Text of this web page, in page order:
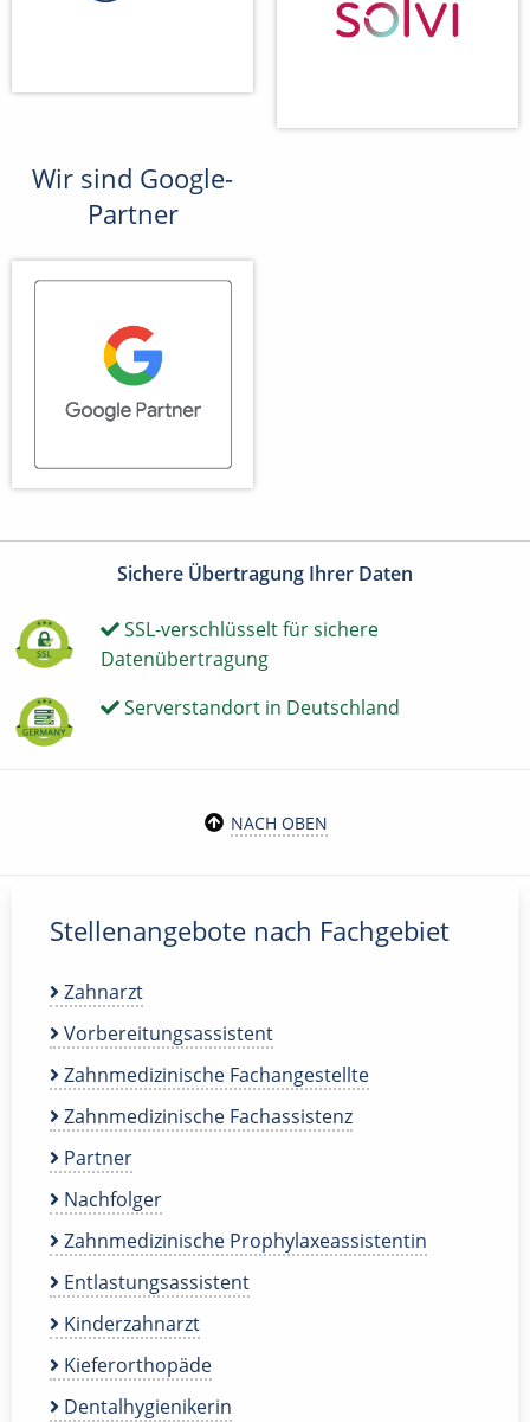
Wir sind Google-
Partner
Sichere Übertragung Ihrer Daten
SSL-verschlüsselt für sichere
Datenübertragung
Serverstandort in Deutschland
NACH OBEN
Stellenangebote nach Fachgebiet
Zahnarzt
Vorbereitungsassistent
Zahnmedizinische Fachangestellte
Zahnmedizinische Fachassistenz
Partner
Nachfolger
Zahnmedizinische Prophylaxeassistentin
Entlastungsassistent
Kinderzahnarzt
Kieferorthopäde
Dentalhygienikerin